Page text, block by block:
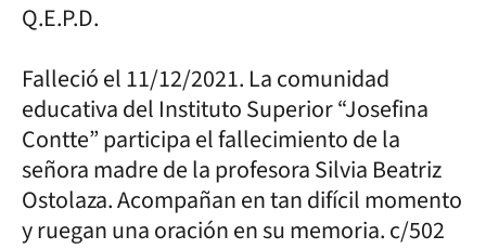
Q.E.P.D.
Falleció el 11/12/2021. La comunidad
educativa del Instituto Superior “Josefina
Contte” participa el fallecimiento de la
señora madre de la profesora Silvia Beatriz
Ostolaza. Acompañan en tan difícil momento
y ruegan una oración en su memoria. c/502